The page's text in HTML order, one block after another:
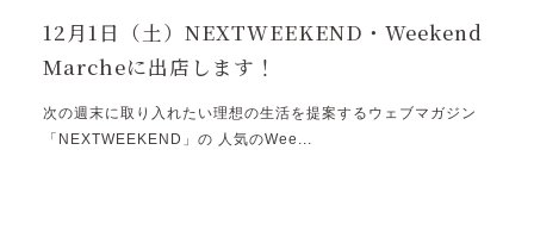
12月1日（土）NEXTWEEKEND・Weekend
Marcheに出店します！
次の週末に取り入れたい理想の生活を提案するウェブマガジン
「NEXTWEEKEND」の 人気のWee...